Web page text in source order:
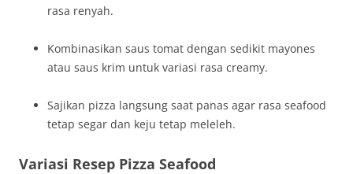
rasa renyah.
Kombinasikan saus tomat dengan sedikit mayones
atau saus krim untuk variasi rasa creamy.
Sajikan pizza langsung saat panas agar rasa seafood
tetap segar dan keju tetap meleleh.
Variasi Resep Pizza Seafood